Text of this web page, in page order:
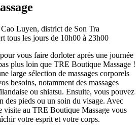
Luyen, district de Son Tra
tous les jours de 10h00 à 23h00
vous faire dorloter après une journée
plus loin que TRE Boutique Massage !
large sélection de massages corporels
besoins, notamment des massages
ou shiatsu. Ensuite, vous pouvez
des pieds ou un soin du visage. Avec
visite au TRE Boutique Massage vous
votre esprit et votre corps.